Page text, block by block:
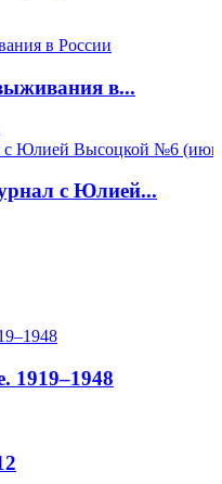
в...
с Юлией...
1919–1948